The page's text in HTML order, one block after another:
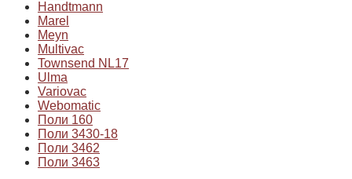
Handtmann
Marel
Meyn
Multivac
Townsend NL17
Ulma
Variovac
Webomatic
Поли 160
Поли 3430-18
Поли 3462
Поли 3463